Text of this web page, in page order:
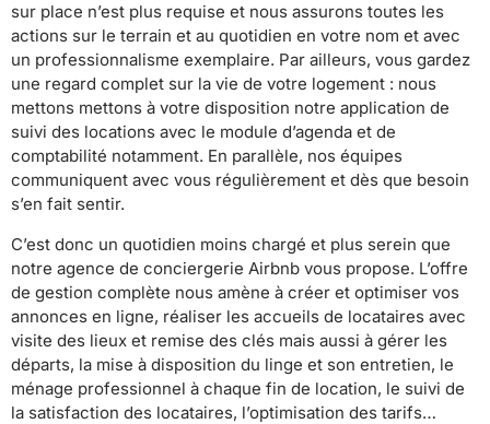
sur place n’est plus requise et nous assurons toutes les
actions sur le terrain et au quotidien en votre nom et avec
un professionnalisme exemplaire. Par ailleurs, vous gardez
une regard complet sur la vie de votre logement : nous
mettons mettons à votre disposition notre application de
suivi des locations avec le module d’agenda et de
comptabilité notamment. En parallèle, nos équipes
communiquent avec vous régulièrement et dès que besoin
s’en fait sentir.
C’est donc un quotidien moins chargé et plus serein que
notre agence de conciergerie Airbnb vous propose. L’offre
de gestion complète nous amène à créer et optimiser vos
annonces en ligne, réaliser les accueils de locataires avec
visite des lieux et remise des clés mais aussi à gérer les
départs, la mise à disposition du linge et son entretien, le
ménage professionnel à chaque fin de location, le suivi de
la satisfaction des locataires, l’optimisation des tarifs…